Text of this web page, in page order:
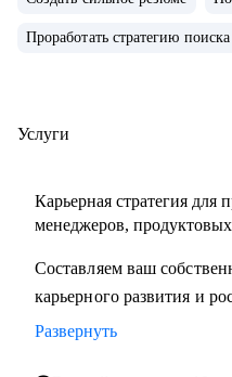
• Сформулировать
нужные компании
к ревью
монетизации продуктов
• Выстроить процессы и
команду
Проработать стратегию
Услуги
Карьерная стратегия для
менеджеров,
Составляем ваш
карьерного развития и
Развернуть